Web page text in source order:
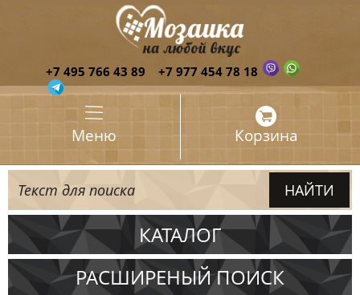
+7 495 766 43 89 +7 977 454 78 18
Меню Корзина
КАТАЛОГ
Испания
РАСШИРЕНЫЙ ПОИСК